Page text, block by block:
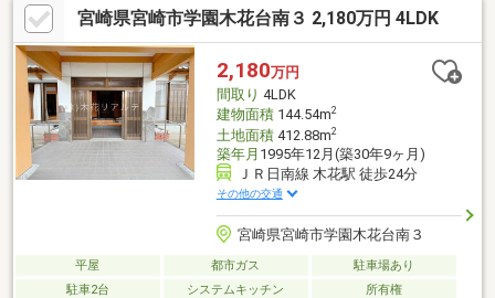
宮崎県宮崎市学園木花台南３ 2,180万円 4LDK
2,180万円
間取り 4LDK
建物面積144.54m2
土地面積412.88m2
築年月 1995年12月(築30年9ヶ月)
ＪＲ日南線 木花駅 徒歩24分
その他の交通
宮崎県宮崎市学園木花台南３
平屋 都市ガス
駐車場あり
駐車2台
システムキッチン 所有権